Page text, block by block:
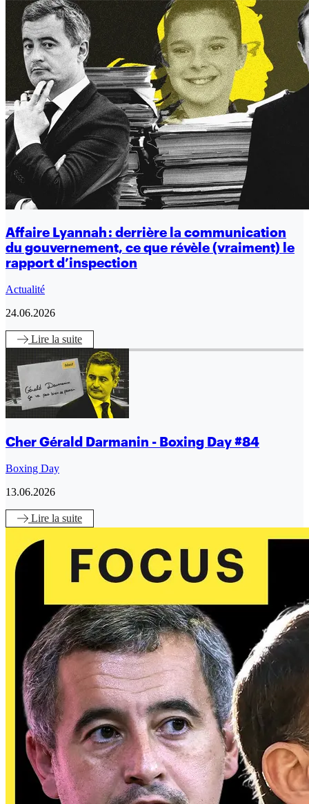
Affaire Lyannah : derrière la communication
du gouvernement, ce que révèle (vraiment) le
rapport d’inspection
Actualité
24.06.2026
Lire la suite
Cher Gérald Darmanin - Boxing Day #84
Boxing Day
13.06.2026
Lire la suite